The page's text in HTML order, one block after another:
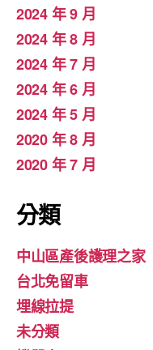
2024 年 9 月
2024 年 8 月
2024 年 7 月
2024 年 6 月
2024 年 5 月
2020 年 8 月
2020 年 7 月
分類
中山區產後護理之家
台北免留車
埋線拉提
未分類